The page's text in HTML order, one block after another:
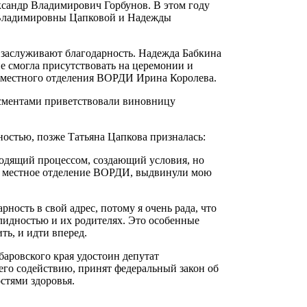
Владимирович Горбунов. В этом году
Цапковой и Надежды
благодарность. Надежда Бабкина
присутствовать на церемонии и
местного отделения ВОРДИ Ирина Королева.
приветствовали виновницу
позже Татьяна Цапкова призналась:
процессом, создающий условия, но
местное отделение ВОРДИ, выдвинули мою
в свой адрес, потому я очень рада, что
и их родителях. Это особенные
и идти вперед.
края удостоин депутат
содействию, принят федеральный закон об
здоровья.